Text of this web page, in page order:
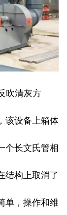
吹清灰方
该设备上箱体
个长文氏管相
结构上取消了
单，操作和维